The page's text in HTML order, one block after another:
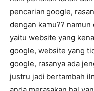
pencarian google,
dengan kamu??
yaitu website yang
google, website yang
google, rasanya ada
justru jadi bertambah